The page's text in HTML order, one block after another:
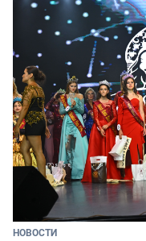
НОВОСТИ